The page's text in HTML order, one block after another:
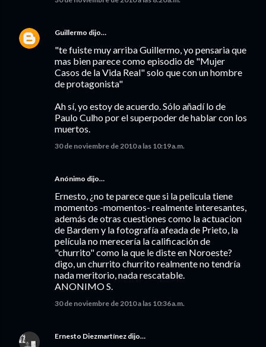
Guillermo dijo…
"te fuiste muy arriba Guillermo, yo pensaria que
mas bien parece como episodio de "Mujer
Casos de la Vida Real" solo que con un hombre
de protagonista"
Ah sí, yo estoy de acuerdo. Sólo añadí lo de
Paulo Culho por el superpoder de hablar con los
muertos.
30 de noviembre de 2010 a las 10:19 a.m.
Anónimo dijo…
Ernesto, ¿no te parece que si la pelicula tiene
momentos -momentos- realmente interesantes,
además de otras cuestiones como la actuacion
de Bardem y la fotografía afeada de Prieto, la
película no merecería la calificación de
"churrito" como la que le diste en Noroeste?
digo, un churrito churrito realmente no tendría
nada meritorio, nada rescatable.
ANONIMO S.
30 de noviembre de 2010 a las 10:36 a.m.
Ernesto Diezmartínez dijo…